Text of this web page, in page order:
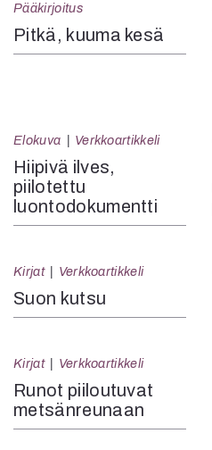
Pääkirjoitus
Pitkä, kuuma kesä
Elokuva Verkkoartikkeli
Hiipivä ilves,
piilotettu
luontodokumentti
Kirjat Verkkoartikkeli
Suon kutsu
Kirjat Verkkoartikkeli
Runot piiloutuvat
metsänreunaan